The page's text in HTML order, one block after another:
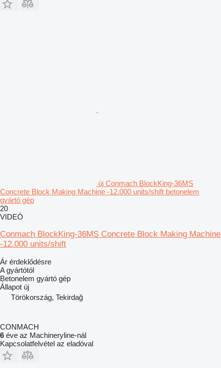
új Conmach BlockKing-36MS
Concrete Block Making Machine -12.000 units/shift betonelem
gyártó gép
20
VIDEÓ
Conmach BlockKing-36MS Concrete Block Making Machine
-12.000 units/shift
Ár érdeklődésre
A gyártótól
Betonelem gyártó gép
Állapot új
Törökország, Tekirdağ
CONMACH
6 éve az Machineryline-nál
Kapcsolatfelvétel az eladóval